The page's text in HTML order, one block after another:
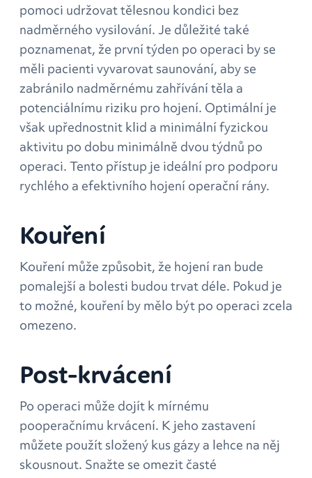
pomoci udržovat tělesnou kondici bez
nadměrného vysilování. Je důležité také
poznamenat, že první týden po operaci by se
měli pacienti vyvarovat saunování, aby se
zabránilo nadměrnému zahřívání těla a
potenciálnímu riziku pro hojení. Optimální je
však upřednostnit klid a minimální fyzickou
aktivitu po dobu minimálně dvou týdnů po
operaci. Tento přístup je ideální pro podporu
rychlého a efektivního hojení operační rány.
Kouření
Kouření může způsobit, že hojení ran bude
pomalejší a bolesti budou trvat déle. Pokud je
to možné, kouření by mělo být po operaci zcela
omezeno.
Post-krvácení
Po operaci může dojít k mírnému
pooperačnímu krvácení. K jeho zastavení
můžete použít složený kus gázy a lehce na něj
skousnout. Snažte se omezit časté